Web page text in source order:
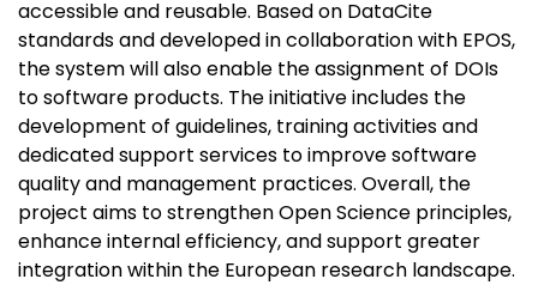
accessible and reusable. Based on DataCite
standards and developed in collaboration with EPOS,
the system will also enable the assignment of DOIs
to software products. The initiative includes the
development of guidelines, training activities and
dedicated support services to improve software
quality and management practices. Overall, the
project aims to strengthen Open Science principles,
enhance internal efficiency, and support greater
integration within the European research landscape.